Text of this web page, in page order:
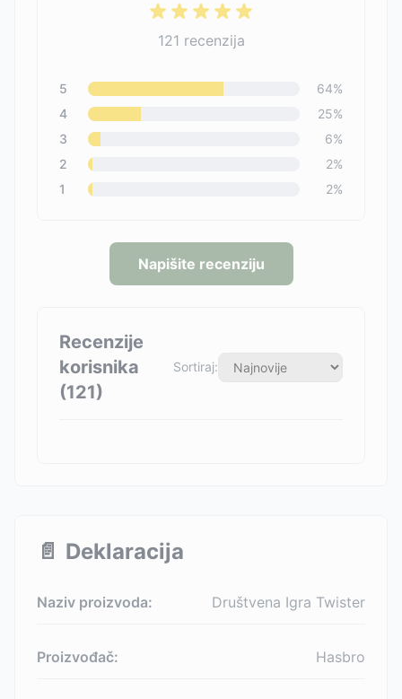
121 recenzija
5 64%
4
25%
3
6%
2
2%
1
2%
Napišite recenziju
Recenzije
korisnika
(121)
Sortiraj:
📄 Deklaracija
Naziv proizvoda: Društvena Igra Twister
Proizvođač: Hasbro